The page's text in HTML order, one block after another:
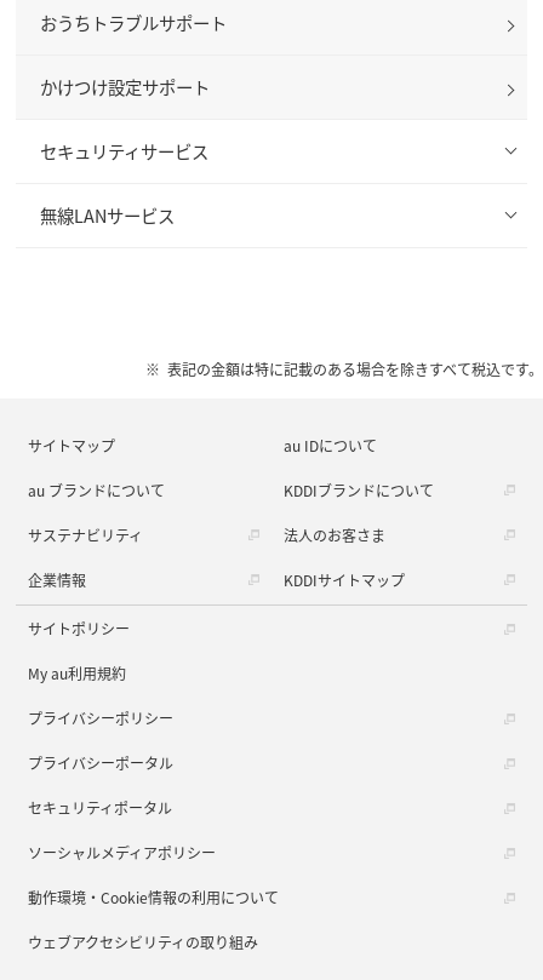
おうちトラブルサポート
かけつけ設定サポート
セキュリティサービス
無線LANサービス
表記の金額は特に記載のある場合を除きすべて税込です。
サイトマップ au IDについて
au ブランドについて KDDIブランドについて
サステナビリティ 法人のお客さま
企業情報 KDDIサイトマップ
サイトポリシー
My au利用規約
プライバシーポリシー
プライバシーポータル
セキュリティポータル
ソーシャルメディアポリシー
動作環境・Cookie情報の利用について
ウェブアクセシビリティの取り組み